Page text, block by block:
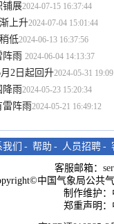
铺展2024-07-15 16:37:44
上升2024-07-04 15:01:44
低2024-06-13 16:37:56
阵雨 2024-06-04 14:13:37
2日起回升2024-05-31
降雨2024-05-23 15:20:34
雷阵雨2024-05-21 16:49:12
们 - 帮助 - 人员招聘 -
客服邮箱：
中国气象局公共
制作维护
郑重声明